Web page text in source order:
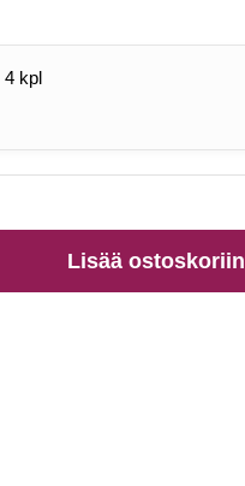
4 kpl
Lisää ostoskoriin